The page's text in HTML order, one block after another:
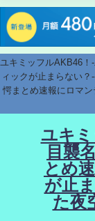
ユキミッフルAKB46
ィックが止まらない
愕まとめ速報にロマ
ユキ
目襲
とめ
が止
た夜